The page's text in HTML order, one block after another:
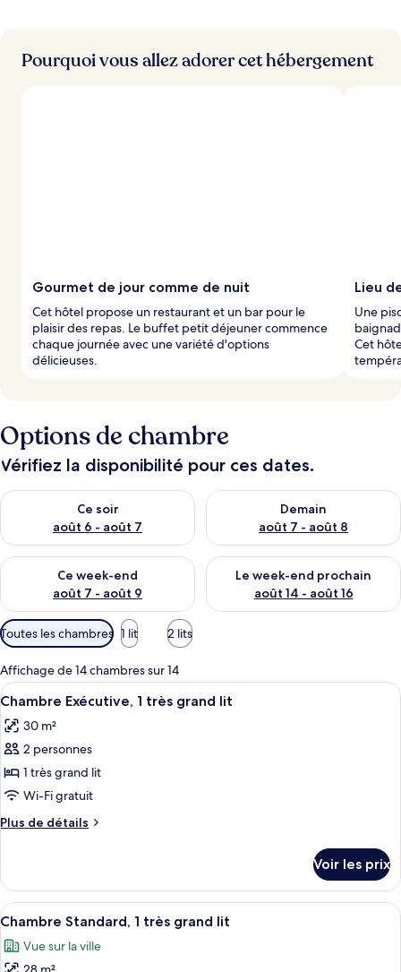
Pourquoi vous allez adorer cet hébergement
Gourmet de jour comme de nuit
Cet hôtel propose un restaurant et un bar pour le
plaisir des repas. Le buffet petit déjeuner commence
chaque journée avec une variété d'options
délicieuses.
Lieu
Une
Cet
Options de chambre
Vérifiez la disponibilité pour ces dates.
Ce soir
août 6 - août 7
Vérifier la disponibilité pour ce soir août 6 - août 7
Demain
août 7 - août 8
Vérifier la disponibilité pour
Ce week-end
août 7 - août 9
Vérifier la disponibilité pour ce week-end août 7 - août 9
Le week-end prochain
août 14 - août 16
Vérifier la disponibilité pour
Filtres
disponibles
pour
les
chambres
Toutes les chambres 1 lit 2 lits
Affichage de 14 chambres sur 14
Afficher
toutes
les
photos
pour
ce
type
de
Chambre
Exécutive,
1
très
grand
Une chambre d’hôtel avec un grand
4
Chambre Exécutive, 1 très grand lit
30 m²
2 personnes
1 très grand lit
Wi-Fi gratuit
Plus de détails
Plus
le
type
de
Chambre
Exécutive,
Voir les prix
Afficher
toutes
les
Une chambre d’hôtel avec un grand
4
Chambre Standard, 1 très grand lit
Vue sur la ville